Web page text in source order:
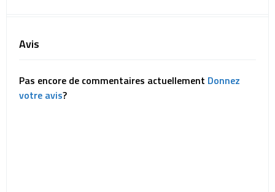
Avis
Pas encore de commentaires actuellement Donnez
votre avis?